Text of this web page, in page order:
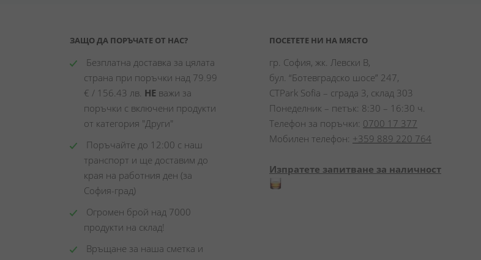
ЗАЩО ДА ПОРЪЧАТЕ ОТ НАС?
Безплатна доставка за цялата
страна при поръчки над 79.99
€ / 156.43 лв. НЕ важи за
поръчки с включени продукти
от категория "Други"
Поръчайте до 12:00 с наш
транспорт и ще доставим до
края на работния ден (за
София-град)
Огромен брой над 7000
продукти на склад!
Връщане за наша сметка и
ПОСЕТЕТЕ НИ НА МЯСТО
гр. София, жк. Левски В,
бул. “Ботевградско шосе” 247,
CTPark Sofia – сграда 3, склад 303
Понеделник – петък: 8:30 – 16:30 ч.
Телефон за поръчки: 0700 17 377
Мобилен телефон: +359 889 220 764
Изпратете запитване за наличност